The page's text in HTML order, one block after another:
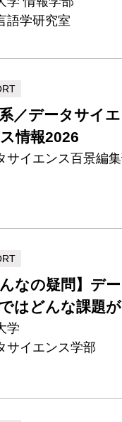
語学研究室
／データサイ
情報2026
サイエンス百景編
んなの疑問】デ
はどんな課題
学
サイエンス学部